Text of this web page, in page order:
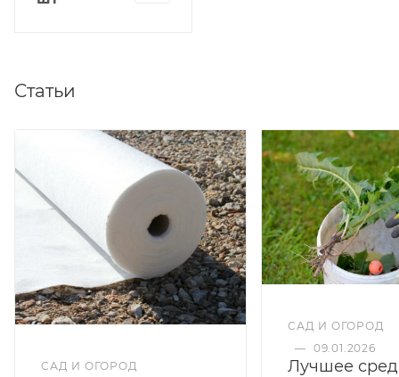
Статьи
САД И ОГОРОД
САД И ОГОРОД
— 09.01.2026
Лучшее